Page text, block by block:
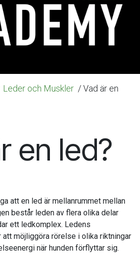
Leder och Muskler / Vad är en
en led?
att en led är mellanrummet mellan
består leden av flera olika delar
ett ledkomplex. Ledens
möjliggöra rörelse i olika riktningar
när hunden förflyttar sig.